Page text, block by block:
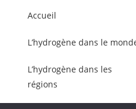
Accueil
L’hydrogène dans le
L’hydrogène dans les
régions